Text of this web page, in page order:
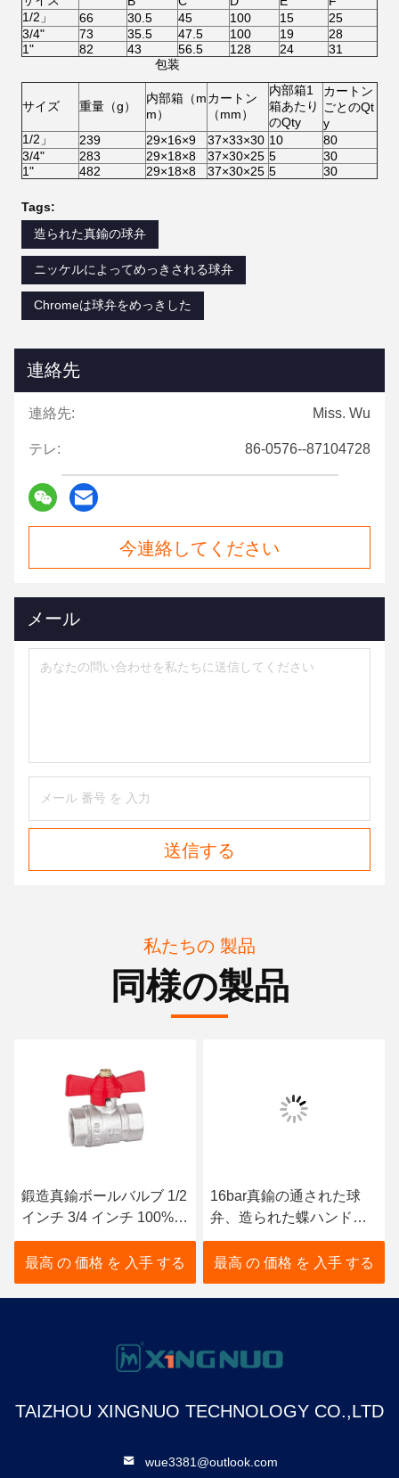
1/2」
66 30.5 45 100 15
25
3/4"
73 35.5 47.5 100 19
28
1"
82 43 56.5 128 24
31
包装
サイズ 重量（g）
内部箱（m
m）
カートン
（mm）
内部箱1
箱あたり
のQty
カートン
ごとのQt
y
1/2」
239 29×16×9 37×33×30 10
80
3/4"
283 29×18×8 37×30×25 5
30
1"
482 29×18×8 37×30×25 5 30
Tags:
造られた真鍮の球弁
ニッケルによってめっきされる球弁
Chromeは球弁をめっきした
連絡先
連絡先: Miss. Wu
テレ: 86-0576--87104728
今連絡してください
メール
送信する
私たちの 製品
同様の製品
鍛造真鍮ボールバルブ 1/2
インチ 3/4 インチ 100%
リークテスト済み
最高 の 価格 を 入手 する
16bar真鍮の通された球
弁、造られた蝶ハンドル
弁
最高 の 価格 を 入手 する
TAIZHOU XINGNUO TECHNOLOGY CO.,LTD
wue3381@outlook.com